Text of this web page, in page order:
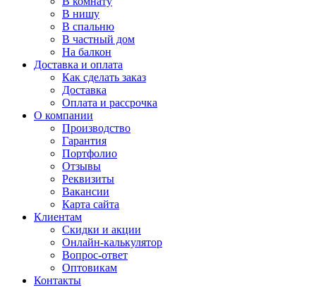
В нишу
В спальню
В частный дом
На балкон
Доставка и оплата
Как сделать заказ
Доставка
Оплата и рассрочка
О компании
Производство
Гарантия
Портфолио
Отзывы
Реквизиты
Вакансии
Карта сайта
Клиентам
Скидки и акции
Онлайн-калькулятор
Вопрос-ответ
Оптовикам
Контакты